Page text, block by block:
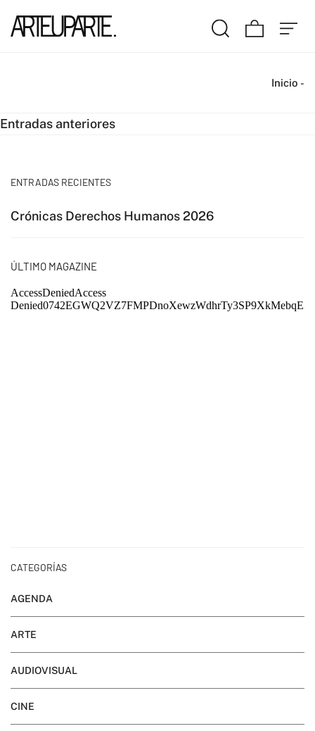
Inicio -
Navegación
entradas
Entradas anteriores
ENTRADAS RECIENTES
Crónicas Derechos Humanos 2026
ÚLTIMO MAGAZINE
CATEGORÍAS
AGENDA
ARTE
AUDIOVISUAL
CINE